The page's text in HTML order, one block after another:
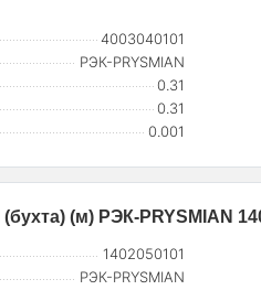
4003040101
РЭК-PRYSMIAN
0.31
0.31
0.001
(м) РЭК-PRYSMIAN
1402050101
РЭК-PRYSMIAN